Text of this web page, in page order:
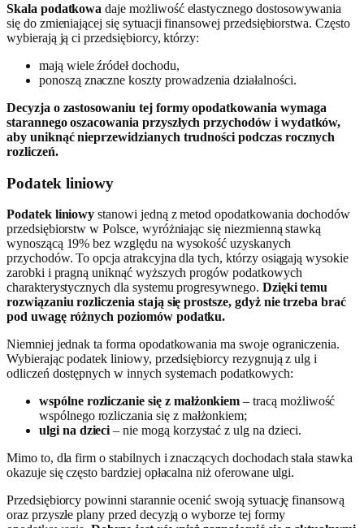
Skala podatkowa daje możliwość elastycznego dostosowywania
się do zmieniającej się sytuacji finansowej przedsiębiorstwa. Często
wybierają ją ci przedsiębiorcy, którzy:
mają wiele źródeł dochodu,
ponoszą znaczne koszty prowadzenia działalności.
Decyzja o zastosowaniu tej formy opodatkowania wymaga
starannego oszacowania przyszłych przychodów i wydatków,
aby uniknąć nieprzewidzianych trudności podczas rocznych
rozliczeń.
Podatek liniowy
Podatek liniowy stanowi jedną z metod opodatkowania dochodów
przedsiębiorstw w Polsce, wyróżniając się niezmienną stawką
wynoszącą 19% bez względu na wysokość uzyskanych
przychodów. To opcja atrakcyjna dla tych, którzy osiągają wysokie
zarobki i pragną uniknąć wyższych progów podatkowych
charakterystycznych dla systemu progresywnego. Dzięki temu
rozwiązaniu rozliczenia stają się prostsze, gdyż nie trzeba brać
pod uwagę różnych poziomów podatku.
Niemniej jednak ta forma opodatkowania ma swoje ograniczenia.
Wybierając podatek liniowy, przedsiębiorcy rezygnują z ulg i
odliczeń dostępnych w innych systemach podatkowych:
wspólne rozliczanie się z małżonkiem – tracą możliwość
wspólnego rozliczania się z małżonkiem;
ulgi na dzieci – nie mogą korzystać z ulg na dzieci.
Mimo to, dla firm o stabilnych i znaczących dochodach stała stawka
okazuje się często bardziej opłacalna niż oferowane ulgi.
Przedsiębiorcy powinni starannie ocenić swoją sytuację finansową
oraz przyszłe plany przed decyzją o wyborze tej formy